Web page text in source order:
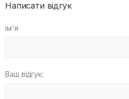
Написати відгук
ім'я
Ваш відгук: